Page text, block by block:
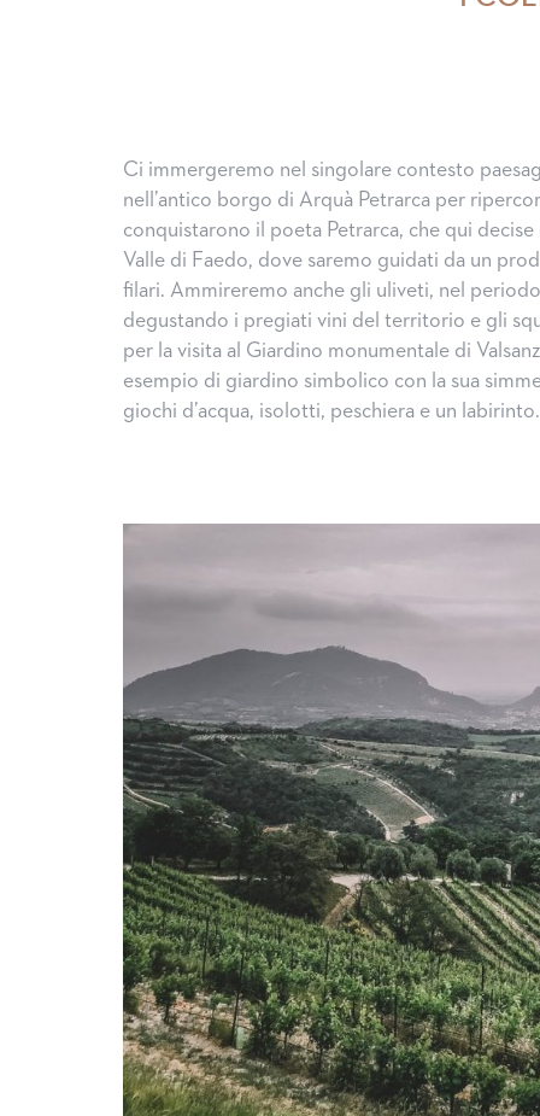
Ci immergeremo nel singolare contesto
nell’antico borgo di Arquà Petrarca per
conquistarono il poeta Petrarca, che qui
Valle di Faedo, dove saremo guidati da un
filari. Ammireremo anche gli uliveti, nel
degustando i pregiati vini del territorio e gli
per la visita al Giardino monumentale di
esempio di giardino simbolico con la sua
giochi d’acqua, isolotti, peschiera e un labirinto.